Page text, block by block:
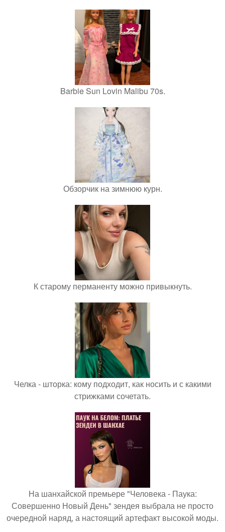
Barbie Sun Lovin Malibu 70s.
Обзорчик на зимнюю курн.
К старому перманенту можно привыкнуть.
Челка - шторка: кому подходит, как носить и с какими
стрижками сочетать.
На шанхайской премьере "Человека - Паука:
Совершенно Новый День" зендея выбрала не просто
очередной наряд, а настоящий артефакт высокой моды.